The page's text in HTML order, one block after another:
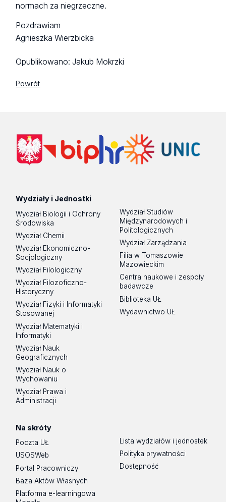
normach za niegrzeczne.
Pozdrawiam
Agnieszka Wierzbicka
Opublikowano:Jakub Mokrzki
Powrót
Wydziały i Jednostki
Wydział Biologii i Ochrony
Środowiska
Wydział Chemii
Wydział Ekonomiczno-
Socjologiczny
Wydział Filologiczny
Wydział Filozoficzno-
Historyczny
Wydział Fizyki i Informatyki
Stosowanej
Wydział Matematyki i
Informatyki
Wydział Nauk
Geograficznych
Wydział Nauk o
Wychowaniu
Wydział Prawa i
Administracji
Wydział Studiów
Międzynarodowych i
Politologicznych
Wydział Zarządzania
Filia w Tomaszowie
Mazowieckim
Centra naukowe i zespoły
badawcze
Biblioteka UŁ
Wydawnictwo UŁ
Na skróty
Poczta UŁ
USOSWeb
Portal Pracowniczy
Baza Aktów Własnych
Platforma e-learningowa
Lista wydziałów i jednostek
Polityka prywatności
Dostępność